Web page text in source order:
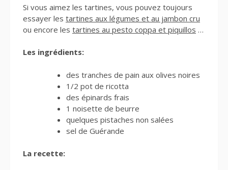
Si vous aimez les tartines, vous pouvez toujours
essayer les tartines aux légumes et au jambon cru
ou encore les tartines au pesto coppa et piquillos …
Les ingrédients:
des tranches de pain aux olives noires
1/2 pot de ricotta
des épinards frais
1 noisette de beurre
quelques pistaches non salées
sel de Guérande
La recette: